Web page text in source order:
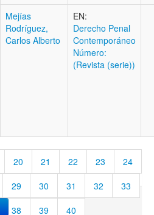
Mejías
Rodríguez,
Carlos Alberto
EN:
Derecho Penal
Contemporáneo
Número:
(Revista (serie))
20 21 22 23
24
29 30 31 32
33
38 39
40